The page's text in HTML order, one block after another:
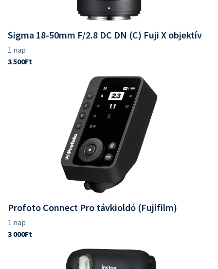
Sigma 18-50mm F/2.8 DC DN (C) Fuji X objektív
Profoto Connect Pro távkioldó (Fujifilm)